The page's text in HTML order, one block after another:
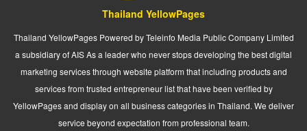
Thailand YellowPages
Thailand YellowPages Powered by Teleinfo Media Public Company Limited
a subsidiary of AIS As a leader who never stops developing the best digital
marketing services through website platform that including products and
services from trusted entrepreneur list that have been verified by
YellowPages and display on all business categories in Thailand. We deliver
service beyond expectation from professional team.